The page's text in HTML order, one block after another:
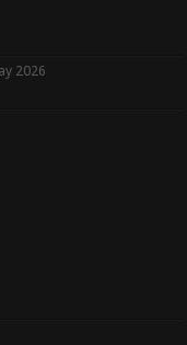
2026